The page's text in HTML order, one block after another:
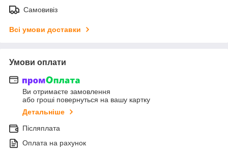
Самовивіз
Всі умови доставки
Умови оплати
Ви отримаєте замовлення
або гроші повернуться на вашу картку
Детальніше
Післяплата
Оплата на рахунок